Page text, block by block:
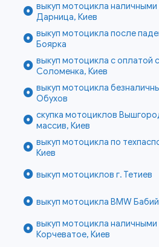
выкуп мотоцикла
Дарница, Киев
выкуп мотоцикла после
Боярка
выкуп мотоцикла с оплатой
Соломенка, Киев
выкуп мотоцикла
Обухов
скупка мотоциклов
массив, Киев
выкуп мотоцикла по
Киев
выкуп мотоциклов г. Тетиев
выкуп мотоцикла BMW
выкуп мотоцикла наличными
Корчеватое, Киев